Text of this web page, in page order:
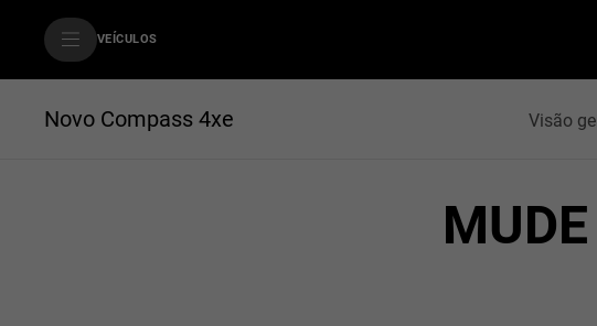
VEÍCULOS
Novo Compass 4xe Visão